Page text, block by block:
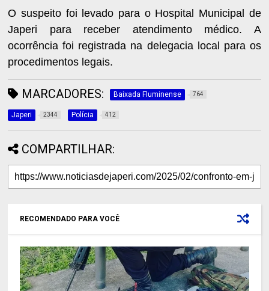
O suspeito foi levado para o Hospital Municipal de
Japeri para receber atendimento médico. A
ocorrência foi registrada na delegacia local para os
procedimentos legais.
MARCADORES: Baixada Fluminense 764
Japeri 2344 Polícia 412
COMPARTILHAR:
RECOMENDADO PARA VOCÊ